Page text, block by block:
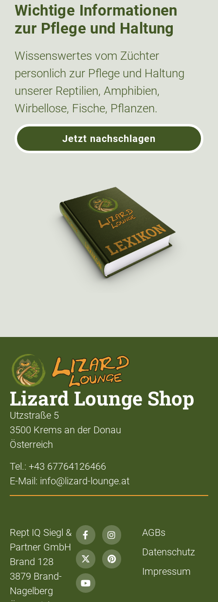
Wichtige Informationen
zur Pflege und Haltung
Wissenswertes vom Züchter
personlich zur Pflege und Haltung
unserer Reptilien, Amphibien,
Wirbellose, Fische, Pflanzen.
Jetzt nachschlagen
Lizard Lounge Shop
Utzstraße 5
3500 Krems an der Donau
Österreich
Tel.: +43 67764126466
E-Mail: info@lizard-lounge.at
Rept IQ Siegl &
Partner GmbH
Brand 128
3879 Brand-
Nagelberg
AGBs
Datenschutz
Impressum